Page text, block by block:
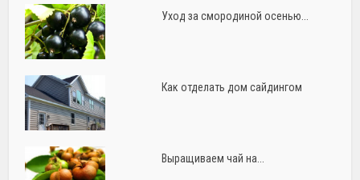
Уход за смородиной осенью...
Как отделать дом сайдингом
Выращиваем чай на...